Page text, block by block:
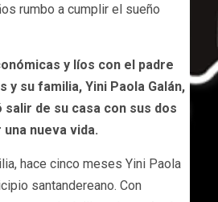
rumbo a cumplir el sueño
y líos con el padre
y su familia, Yini Paola Galán,
salir de su casa con sus dos
nueva vida.
hace cinco meses Yini Paola
santandereano. Con